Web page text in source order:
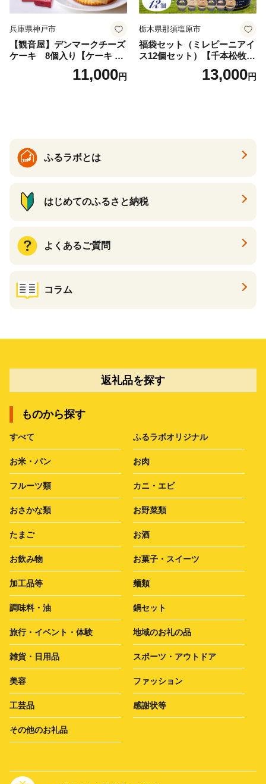
兵庫県神戸市
【観音屋】デンマークチーズ
ケーキ 8個入り【ケーキ チ
ーズケーキ 人気スイーツ お
すすめスイーツ 神戸スイー
11,000円
栃木県那須塩原市
福袋セット（ミレピーニアイ
ス12個セット）【千本松牧
場】 ns025-014-12 【デザー
ト 詰め合わせ ギフト】
13,000円
ふるラボとは
はじめてのふるさと納税
よくあるご質問
コラム
返礼品を探す
ものから探す
すべて ふるラボオリジナル
お米・パン お肉
フルーツ類 カニ・エビ
おさかな類 お野菜類
たまご お酒
お飲み物 お菓子・スイーツ
加工品等 麺類
調味料・油 鍋セット
旅行・イベント・体験 地域のお礼の品
雑貨・日用品 スポーツ・アウトドア
美容 ファッション
工芸品 感謝状等
その他のお礼品